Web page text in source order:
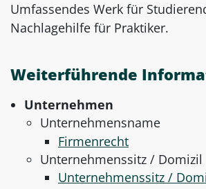
Umfassendes Werk für
Nachlagehilfe für Praktiker.
Weiterführende
Unternehmen
Unternehmensname
Firmenrecht
Unternehmenssitz / Domizil
Unternehmenssitz /